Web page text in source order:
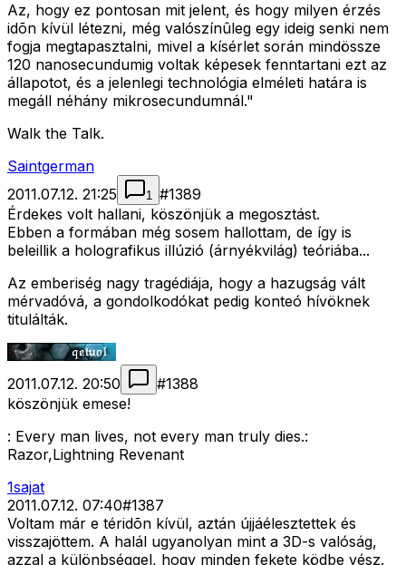
Az, hogy ez pontosan mit jelent, és hogy milyen érzés
idõn kívül létezni, még valószínûleg egy ideig senki nem
fogja megtapasztalni, mivel a kísérlet során mindössze
120 nanosecundumig voltak képesek fenntartani ezt az
állapotot, és a jelenlegi technológia elméleti határa is
megáll néhány mikrosecundumnál."
Walk the Talk.
Saintgerman
2011.07.12. 21:25
1 #1389
Érdekes volt hallani, köszönjük a megosztást.
Ebben a formában még sosem hallottam, de így is
beleillik a holografikus illúzió (árnyékvilág) teóriába...
Az emberiség nagy tragédiája, hogy a hazugság vált
mérvadóvá, a gondolkodókat pedig konteó hívöknek
titulálták.
2011.07.12. 20:50 #1388
köszönjük emese!
: Every man lives, not every man truly dies.:
Razor,Lightning Revenant
1sajat
2011.07.12. 07:40#1387
Voltam már e téridõn kívül, aztán újjáélesztettek és
visszajöttem. A halál ugyanolyan mint a 3D-s valóság,
azzal a különbséggel, hogy minden fekete ködbe vész.